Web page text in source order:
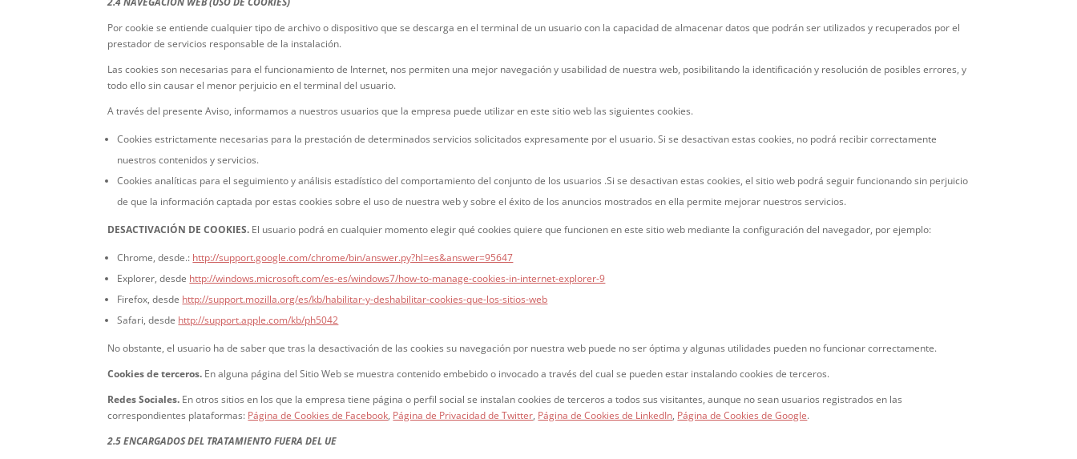
Por cookie se entiende cualquier tipo de archivo o dispositivo que se descarga en el terminal de un usuario con la capacidad de almacenar datos que podrán ser utilizados y recuperados por el
prestador de servicios responsable de la instalación.
Las cookies son necesarias para el funcionamiento de Internet, nos permiten una mejor navegación y usabilidad de nuestra web, posibilitando la identificación y resolución de posibles errores, y
todo ello sin causar el menor perjuicio en el terminal del usuario.
A través del presente Aviso, informamos a nuestros usuarios que la empresa puede utilizar en este sitio web las siguientes cookies.
Cookies estrictamente necesarias para la prestación de determinados servicios solicitados expresamente por el usuario. Si se desactivan estas cookies, no podrá recibir correctamente
nuestros contenidos y servicios.
Cookies analíticas para el seguimiento y análisis estadístico del comportamiento del conjunto de los usuarios .Si se desactivan estas cookies, el sitio web podrá seguir funcionando sin perjuicio
de que la información captada por estas cookies sobre el uso de nuestra web y sobre el éxito de los anuncios mostrados en ella permite mejorar nuestros servicios.
DESACTIVACIÓN DE COOKIES. El usuario podrá en cualquier momento elegir qué cookies quiere que funcionen en este sitio web mediante la configuración del navegador, por ejemplo:
Chrome, desde.: http://support.google.com/chrome/bin/answer.py?hl=es&answer=95647
Explorer, desde http://windows.microsoft.com/es-es/windows7/how-to-manage-cookies-in-internet-explorer-9
Firefox, desde http://support.mozilla.org/es/kb/habilitar-y-deshabilitar-cookies-que-los-sitios-web
Safari, desde http://support.apple.com/kb/ph5042
No obstante, el usuario ha de saber que tras la desactivación de las cookies su navegación por nuestra web puede no ser óptima y algunas utilidades pueden no funcionar correctamente.
Cookies de terceros. En alguna página del Sitio Web se muestra contenido embebido o invocado a través del cual se pueden estar instalando cookies de terceros.
Redes Sociales. En otros sitios en los que la empresa tiene página o perfil social se instalan cookies de terceros a todos sus visitantes, aunque no sean usuarios registrados en las
correspondientes plataformas: Página de Cookies de Facebook, Página de Privacidad de Twitter, Página de Cookies de LinkedIn, Página de Cookies de Google.
2.5 ENCARGADOS DEL TRATAMIENTO FUERA DEL UE